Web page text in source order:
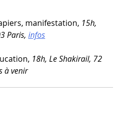
mani­fes­ta­tion, 15h,
Paris, infos
18h, Le Shakirail, 72
à venir